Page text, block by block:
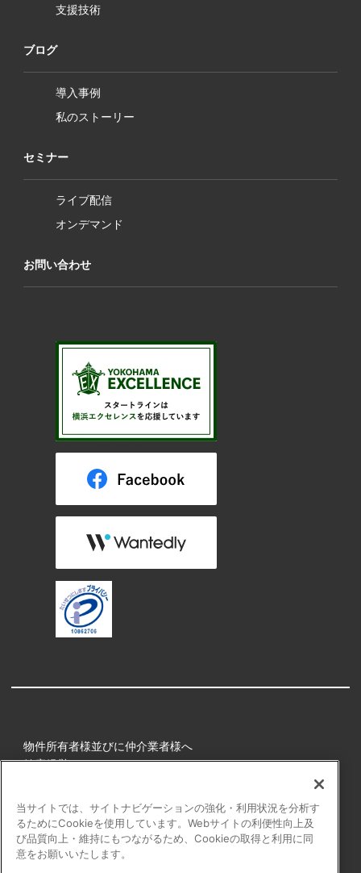
支援技術
ブログ
導入事例
私のストーリー
セミナー
ライブ配信
オンデマンド
お問い合わせ
物件所有者様並びに仲介業者様へ
健康経営
プライバシーポリシー
障害者の表記について
当サイトでは、サイトナビゲーションの強化・利用状況を分析す
るためにCookieを使用しています。Webサイトの利便性向上及
び品質向上・維持にもつながるため、Cookieの取得と利用に同
意をお願いいたします。